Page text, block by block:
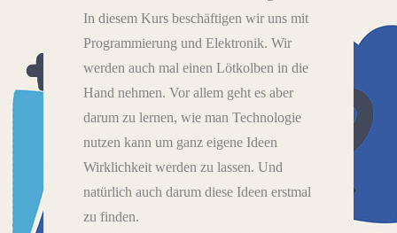
In diesem Kurs beschäftigen wir uns mit
Programmierung und Elektronik. Wir
werden auch mal einen Lötkolben in die
Hand nehmen. Vor allem geht es aber
darum zu lernen, wie man Technologie
nutzen kann um ganz eigene Ideen
Wirklichkeit werden zu lassen. Und
natürlich auch darum diese Ideen erstmal
zu finden.